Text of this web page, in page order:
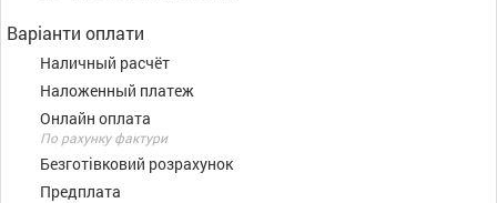
Варіанти оплати
Наличный расчёт
Наложенный платеж
Онлайн оплата
По рахунку фактури
Безготівковий розрахунок
Предплата